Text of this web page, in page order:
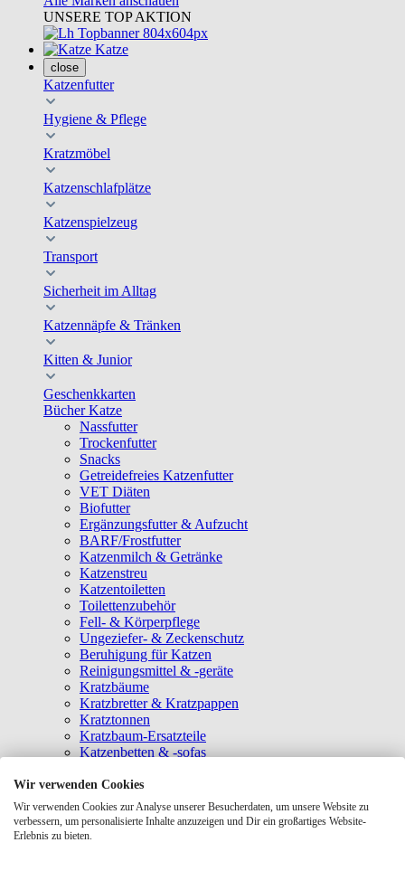
UNSERE TOP AKTION
Katze
close
Katzenfutter
Hygiene & Pflege
Kratzmöbel
Katzenschlafplätze
Katzenspielzeug
Transport
Sicherheit im Alltag
Katzennäpfe & Tränken
Kitten & Junior
Geschenkkarten
Bücher Katze
Nassfutter
Trockenfutter
Snacks
Getreidefreies Katzenfutter
VET Diäten
Biofutter
Ergänzungsfutter & Aufzucht
BARF/Frostfutter
Katzenmilch & Getränke
Katzenstreu
Katzentoiletten
Toilettenzubehör
Fell- & Körperpflege
Ungeziefer- & Zeckenschutz
Beruhigung für Katzen
Reinigungsmittel & -geräte
Kratzbäume
Kratzbretter & Kratzpappen
Kratztonnen
Kratzbaum-Ersatzteile
Katzenbetten & -sofas
Katzenhäuser
Hängematten & Fensterliegeplätze
Katzendecken & -matten
Baldrian- & Catnipspielzeug
Wir verwenden Cookies
Wir verwenden Cookies zur Analyse unserer Besucherdaten, um unsere Website zu
verbessern, um personalisierte Inhalte anzuzeigen und Dir ein großartiges Website-
Erlebnis zu bieten.